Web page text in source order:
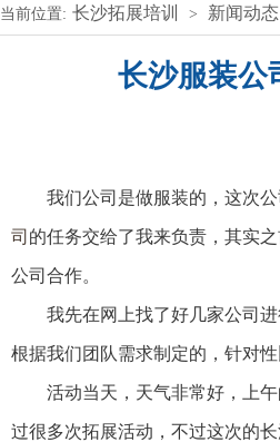
当前位置: 长沙拓展培训 > 新闻动态
长沙服装公
我们公司是做服装的，这次公
司 的任务交给了我来负责，其实
公司合作。
我先在网上找了好几家公司进
根据我们团队需求制定的，针对
活动当天，天气非常好，上午
过很多次拓展活动，不过这次的